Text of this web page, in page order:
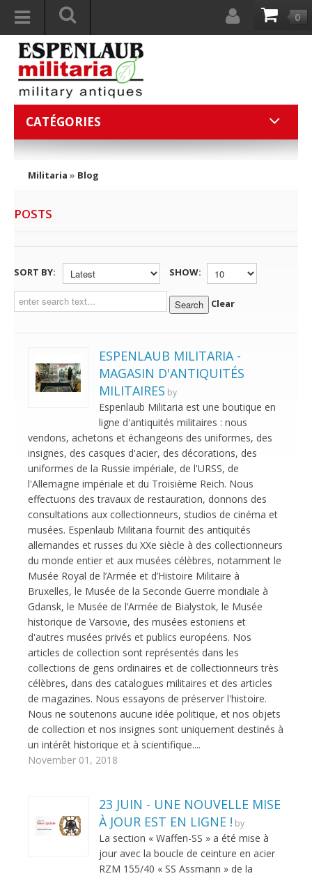
0
CATÉGORIES
Militaria » Blog
POSTS
SORT BY: SHOW:
Clear
ESPENLAUB MILITARIA -
MAGASIN D'ANTIQUITÉS
MILITAIRES by
Espenlaub Militaria est une boutique en
ligne d'antiquités militaires : nous
vendons, achetons et échangeons des uniformes, des
insignes, des casques d'acier, des décorations, des
uniformes de la Russie impériale, de l'URSS, de
l'Allemagne impériale et du Troisième Reich. Nous
effectuons des travaux de restauration, donnons des
consultations aux collectionneurs, studios de cinéma et
musées. Espenlaub Militaria fournit des antiquités
allemandes et russes du XXe siècle à des collectionneurs
du monde entier et aux musées célèbres, notamment le
Musée Royal de l’Armée et d’Histoire Militaire à
Bruxelles, le Musée de la Seconde Guerre mondiale à
Gdansk, le Musée de l’Armée de Bialystok, le Musée
historique de Varsovie, des musées estoniens et
d'autres musées privés et publics européens. Nos
articles de collection sont représentés dans les
collections de gens ordinaires et de collectionneurs très
célèbres, dans des catalogues militaires et des articles
de magazines. Nous essayons de préserver l'histoire.
Nous ne soutenons aucune idée politique, et nos objets
de collection et nos insignes sont uniquement destinés à
un intérêt historique et à scientifique. ​...
November 01, 2018
23 JUIN - UNE NOUVELLE MISE
À JOUR EST EN LIGNE ! by
La section « Waffen-SS » a été mise à
jour avec la boucle de ceinture en acier
RZM 155/40 « SS Assmann » de la